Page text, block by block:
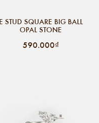
E STUD SQUARE BIG BALL
OPAL STONE
590.000₫